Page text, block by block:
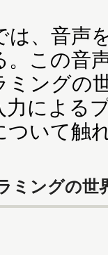
、音声
。この音
ミングの
力による
ついて触
ミングの世